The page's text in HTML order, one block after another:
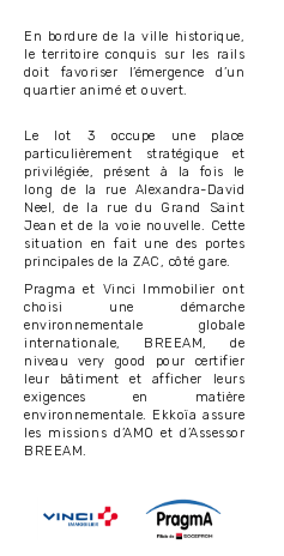
En bordure de la ville historique,
le territoire conquis sur les rails
doit favoriser l’émergence d’un
quartier animé et ouvert.
Le lot 3 occupe une place
particulièrement stratégique et
privilégiée, présent à la fois le
long de la rue Alexandra-David
Neel, de la rue du Grand Saint
Jean et de la voie nouvelle. Cette
situation en fait une des portes
principales de la ZAC, côté gare.
Pragma et Vinci Immobilier ont
choisi une démarche
environnementale globale
internationale, BREEAM, de
niveau very good pour certifier
leur bâtiment et afficher leurs
exigences en matière
environnementale. Ekkoïa assure
les missions d’AMO et d’Assessor
BREEAM.